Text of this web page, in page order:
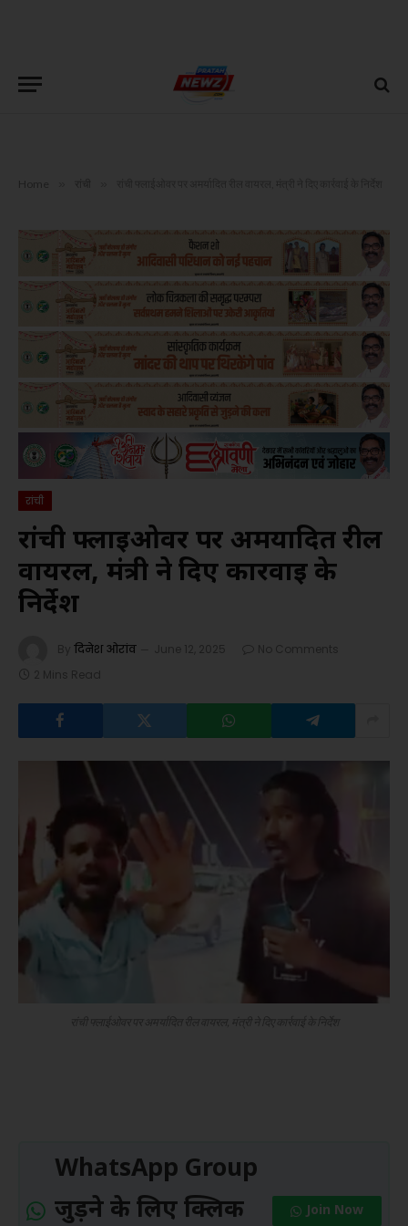
Home
रांची
रांची फ्लाईओवर पर अमर्यादित रील
वायरल, मंत्री ने दिए कार्रवाई के
निर्देश
By दिनेश ओरांव June 12, 2025
No Comments
2 Mins Read
रांची फ्लाईओवर पर अमर्यादित रील वायरल, मंत्री ने दिए कार्रवाई के निर्देश
WhatsApp Group
जुड़ने के लिए क्लिक
Join Now